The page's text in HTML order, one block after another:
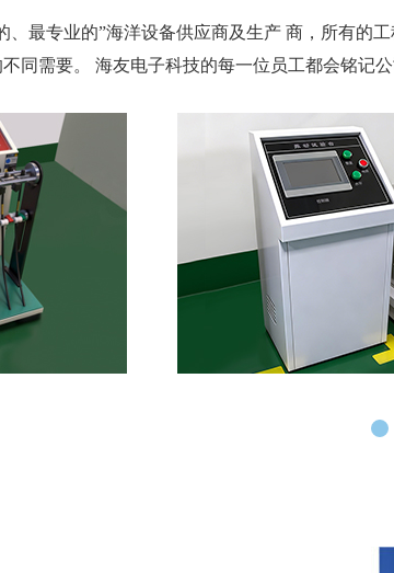
、最专业的”海洋设备供应商及生产 商，所有的
同需要。 海友电子科技的每一位员工都会铭